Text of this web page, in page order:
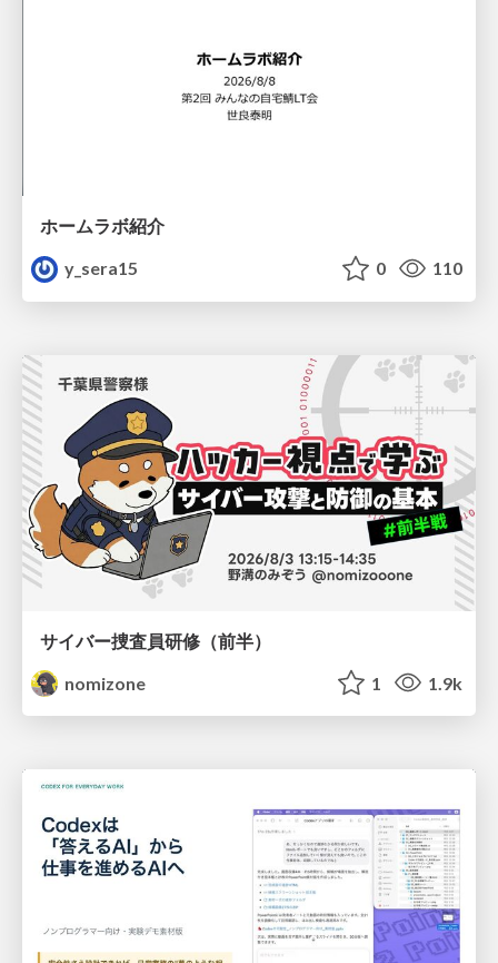
ホームラボ紹介
y_sera15
0 110
サイバー捜査員研修（前半）
nomizone
1 1.9k